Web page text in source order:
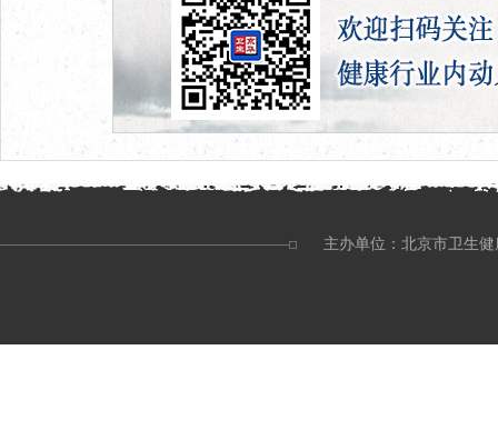
主办单位：北京市卫生